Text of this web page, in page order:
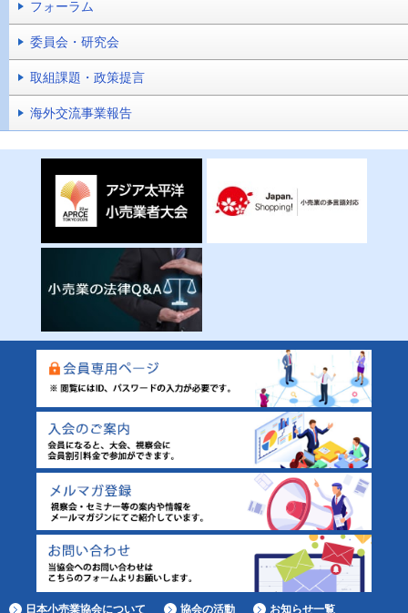
フォーラム
委員会・研究会
取組課題・政策提言
海外交流事業報告
日本小売業協会について 協会の活動 お知らせ一覧